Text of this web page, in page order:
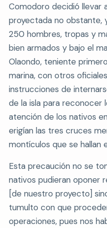
Comodoro decidió llevar
proyectada no obstante,
250 hombres, tropas y
bien armados y bajo el
Olaondo, teniente
marina, con otros
instrucciones de
de la isla para reconocer
atención de los nativos
erigían las tres cruces
montículos que se hallan
Esta precaución no se
nativos pudieran oponer
[de nuestro proyecto]
tumulto con que
operaciones, pues nos